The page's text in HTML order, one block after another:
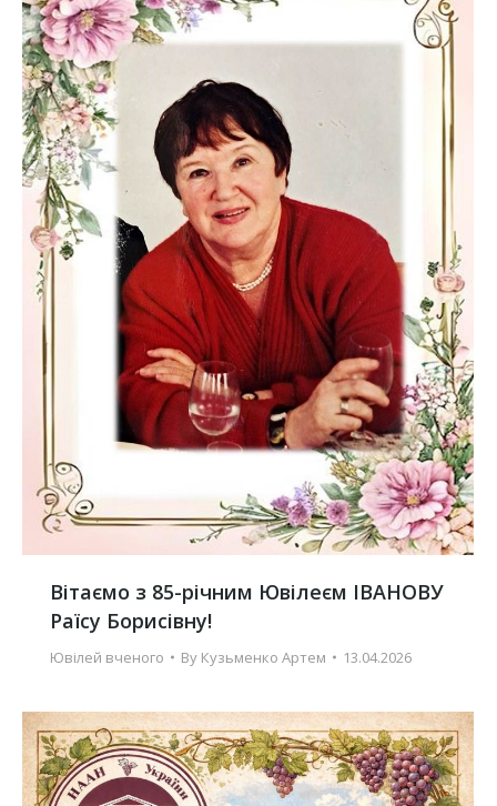
Вітаємо з 85-річним Ювілеєм ІВАНОВУ
Раїсу Борисівну!
Ювілей вченого By Кузьменко Артем 13.04.2026